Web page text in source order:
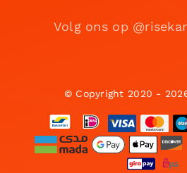
Volg ons op
© Copyright 2020 -